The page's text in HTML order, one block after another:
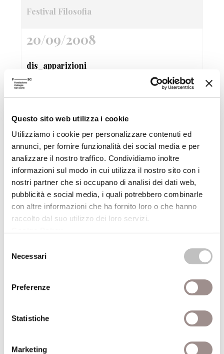
Questo sito web utilizza i cookie
Utilizziamo i cookie per personalizzare contenuti ed
annunci, per fornire funzionalità dei social media e per
analizzare il nostro traffico. Condividiamo inoltre
informazioni sul modo in cui utilizza il nostro sito con i
nostri partner che si occupano di analisi dei dati web,
pubblicità e social media, i quali potrebbero combinarle
con altre informazioni che ha fornito loro o che hanno
raccolto dal suo utilizzo dei loro servizi.
delNecessari
Preferenze
Statistiche
Marketing
Festival Filosofia
20/09/2008
dis_apparizioni
Videoinstallazione di Elisa Seravalli
Festival Filosofia
20/09/2008
Rompicapo
Giochi di abilità
Festival Filosofia
20/09/2008
Festival Filosofia
20/09/2008
Seabear in concerto
Festival Filosofia